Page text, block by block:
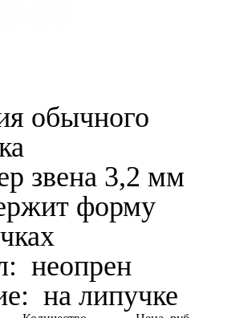
обычного
звена 3,2 мм
форму
неопрен
на липучке